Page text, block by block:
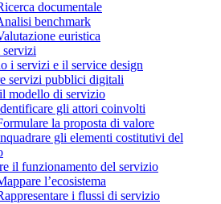
documentale
benchmark
euristica
servizi
i servizi e il service design
servizi pubblici digitali
modello di servizio
gli attori coinvolti
la proposta di valore
gli elementi costitutivi del
il funzionamento del servizio
l’ecosistema
i flussi di servizio